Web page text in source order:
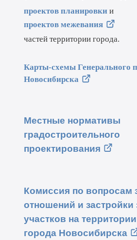
проектов планировкии
проектов межевания
частей территории города.
Карты-схемы Генерального
Новосибирска
Местные нормативы
градостроительного
проектирования
Комиссия по вопросам
отношений и
участков на территории
города Новосибирска